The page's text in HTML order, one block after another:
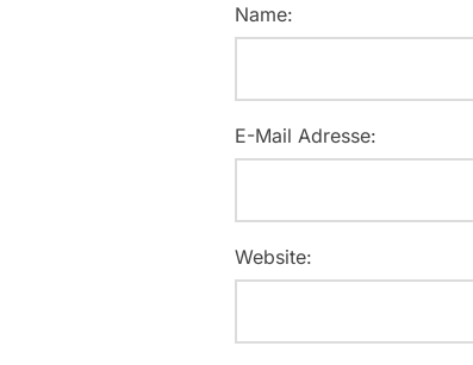
Name:
E-Mail Adresse:
Website: